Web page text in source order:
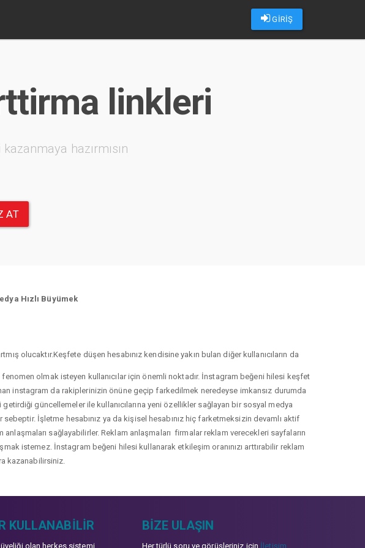
GİRİŞ
linkleri
hazırmısın
AT
Hızlı Büyümek
olucaktır.Keşfete düşen hesabınız kendisine yakın bulan diğer kullanıcıların da
olmak isteyen kullanıcılar için önemli noktadır. İnstagram beğeni hilesi keşfet
instagram da rakiplerinizin önüne geçip farkedilmek neredeyse imkansız durumda
güncellemeler ile kullanıcılarına yeni özellikler sağlayan bir sosyal medya
İşletme hesabınız ya da kişisel hesabınız hiç farketmeksizin devamlı aktif
sağlayabilirler. Reklam anlaşmaları firmalar reklam verecekleri sayfaların
istemez. İnstagram beğeni hilesi kullanarak etkileşim oranınızı arttırabilir reklam
kazanabilirsiniz.
KULLANABILIR
olan herkes sistemi
BIZE ULAŞIN
Her türlü soru ve görüşleriniz için İletişim